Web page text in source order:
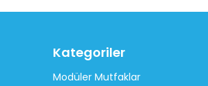
Kategoriler
Modüler Mutfaklar